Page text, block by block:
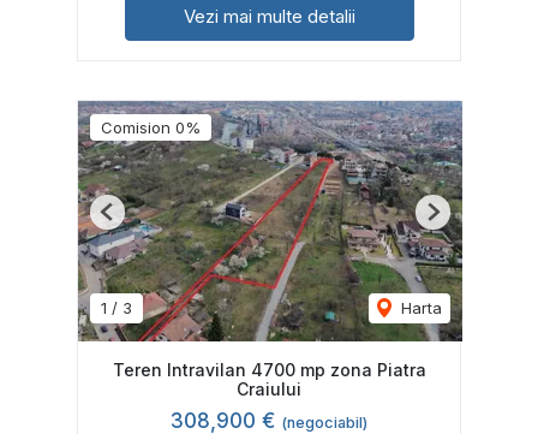
Vezi mai multe detalii
Comision 0%
1 / 3 Harta
Previous Next
Teren Intravilan 4700 mp zona Piatra
Craiului
308,900 € (negociabil)